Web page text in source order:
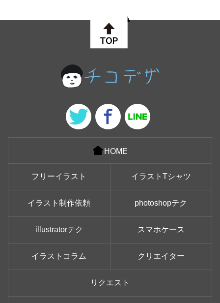
HOME
フリーイラスト イラストTシャツ
イラスト制作依頼 photoshopテク
illustratorテク スマホケース
イラストコラム クリエイター
リクエスト